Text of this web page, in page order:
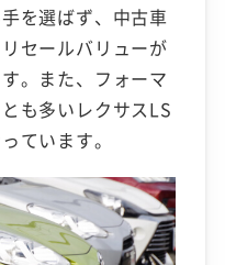
を選ばず、中古車
セールバリューが
。また、フォーマ
も多いレクサスLS
ています。